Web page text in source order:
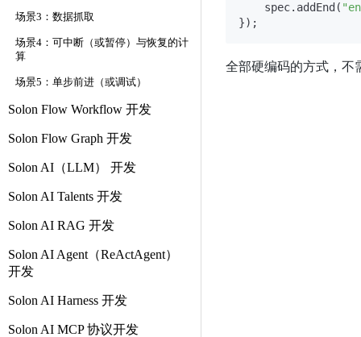
场景3：数据抓取
场景4：可中断（或暂停）与恢复的计
算
场景5：单步前进（或调试）
Solon Flow Workflow 开发
Solon Flow Graph 开发
Solon AI（LLM） 开发
Solon AI Talents 开发
Solon AI RAG 开发
Solon AI Agent（ReActAgent）
开发
Solon AI Harness 开发
Solon AI MCP 协议开发
    spec.addEnd(
全部硬编码的方式，不